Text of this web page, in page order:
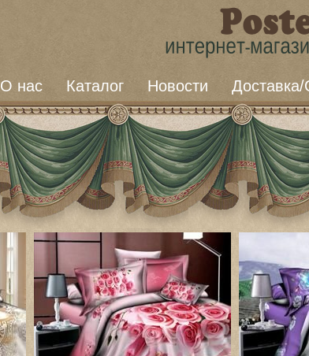
О нас Каталог Новости